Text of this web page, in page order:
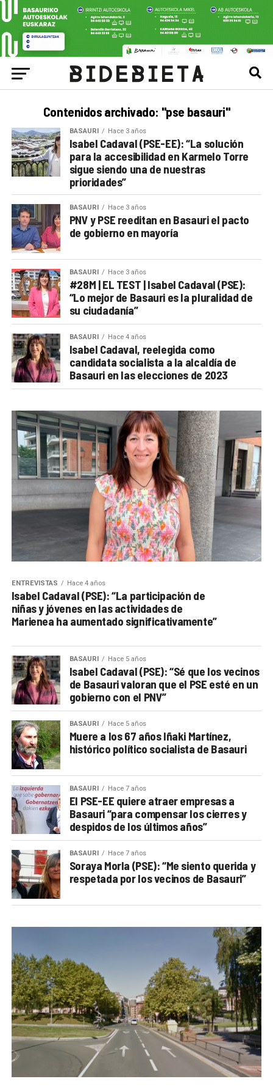
Contenidos archivado: "pse basauri"
BASAURI Hace 3 años
Isabel Cadaval (PSE-EE): “La solución
para la accesibilidad en Karmelo Torre
sigue siendo una de nuestras
prioridades”
BASAURI Hace 3 años
PNV y PSE reeditan en Basauri el pacto
de gobierno en mayoría
BASAURI Hace 3 años
#28M | EL TEST | Isabel Cadaval (PSE):
“Lo mejor de Basauri es la pluralidad de
su ciudadanía”
BASAURI Hace 4 años
Isabel Cadaval, reelegida como
candidata socialista a la alcaldía de
Basauri en las elecciones de 2023
ENTREVISTAS Hace 4 años
Isabel Cadaval (PSE): “La participación de
niñas y jóvenes en las actividades de
Marienea ha aumentado significativamente”
BASAURI Hace 5 años
Isabel Cadaval (PSE): “Sé que los vecinos
de Basauri valoran que el PSE esté en un
gobierno con el PNV”
BASAURI Hace 5 años
Muere a los 67 años Iñaki Martínez,
histórico político socialista de Basauri
BASAURI Hace 7 años
El PSE-EE quiere atraer empresas a
Basauri “para compensar los cierres y
despidos de los últimos años”
BASAURI Hace 7 años
Soraya Morla (PSE): “Me siento querida y
respetada por los vecinos de Basauri”